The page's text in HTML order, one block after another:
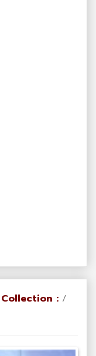
Collection : /